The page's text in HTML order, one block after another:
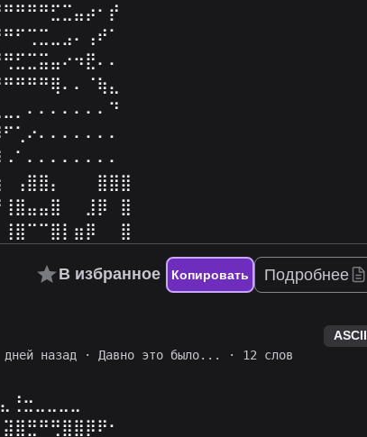
В избранное Копировать Подробнее
назад · Давно это было... · 12 слов
ASCII